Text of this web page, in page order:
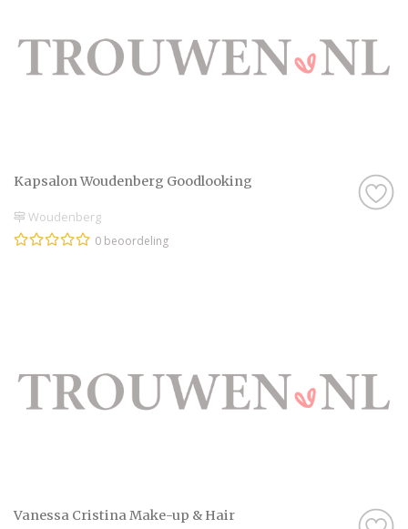
Kapsalon Woudenberg Goodlooking
Woudenberg
0 beoordeling
Vanessa Cristina Make-up & Hair